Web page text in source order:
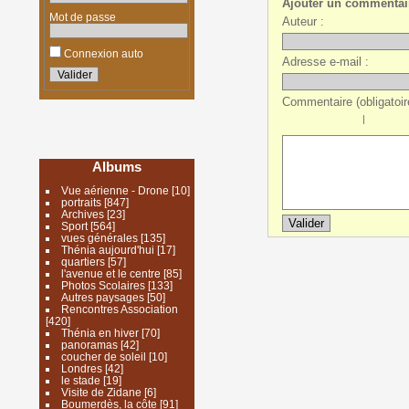
Mot de passe
Connexion auto
Albums
Vue aérienne - Drone [10]
portraits[847]
Archives [23]
Sport[564]
vues générales[135]
Thénia aujourd'hui [17]
quartiers[57]
l'avenue et le centre [85]
Photos Scolaires[133]
Autres paysages[50]
Rencontres Association
[420]
Thénia en hiver[70]
panoramas[42]
coucher de soleil [10]
Londres[42]
le stade [19]
Visite de Zidane [6]
Boumerdès, la côte [91]
Ajouter un
Auteur :
Adresse e-mail :
Commentaire
|